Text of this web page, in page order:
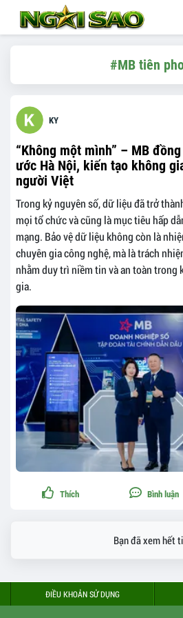
#MB tiên
KY
“Không một mình” – MB
ước Hà Nội, kiến tạo không
người Việt
Trong kỷ nguyên số, dữ liệu đã trở
mọi tổ chức và cũng là mục tiêu hấp
mạng. Bảo vệ dữ liệu không còn là
chuyên gia công nghệ, mà là trách
nhằm duy trì niềm tin và an toàn trong
gia.
Thích Bình luận
Bạn đã xem hết
ĐIỀU KHOẢN SỬ DỤNG